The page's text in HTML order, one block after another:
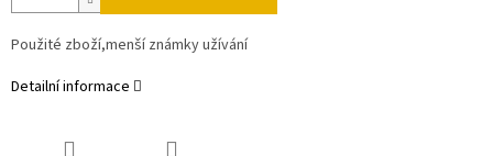
Použité zboží,menší známky užívání
Detailní informace